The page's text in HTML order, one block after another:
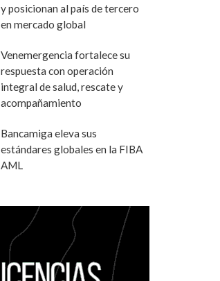
y posicionan al país de tercero
en mercado global
Venemergencia fortalece su
respuesta con operación
integral de salud, rescate y
acompañamiento
Bancamiga eleva sus
estándares globales en la FIBA
AML